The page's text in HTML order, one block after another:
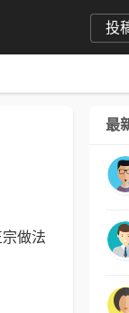
投
做法
最